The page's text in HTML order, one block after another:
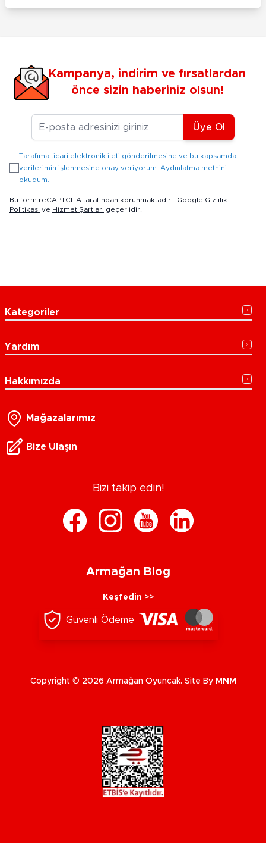
Kampanya, indirim ve fırsatlardan
önce sizin haberiniz olsun!
E-posta Adresiniz
Üye Ol
Tarafıma ticari elektronik ileti gönderilmesine ve bu kapsamda
verilerimin işlenmesine onay veriyorum. Aydınlatma metnini
okudum.
Bu form reCAPTCHA tarafından korunmaktadır - Google Gizlilik
Politikası ve Hizmet Şartları geçerlidir.
Kategoriler
Yardım
Hakkımızda
Mağazalarımız
Bize Ulaşın
Bizi takip edin!
Armağan Blog
Keşfedin >>
Güvenli Ödeme
Copyright © 2026 Armağan Oyuncak. Site By MNM